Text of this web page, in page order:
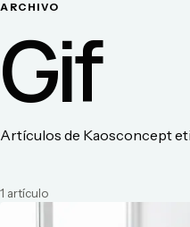
ARCHIVO
Gif
Artículos de Kaosconcept
1 artículo